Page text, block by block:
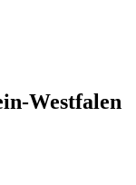
Westfalen